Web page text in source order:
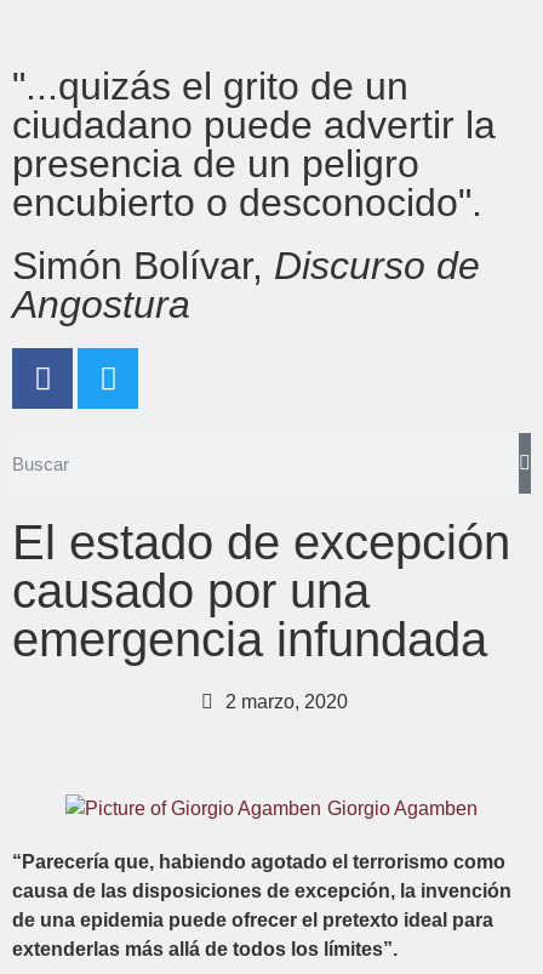
"...quizás el grito de un
ciudadano puede advertir la
presencia de un peligro
encubierto o desconocido".
Simón Bolívar, Discurso de
Angostura
El estado de excepción
causado por una
emergencia infundada
2 marzo, 2020
Giorgio Agamben
“Parecería que, habiendo agotado el terrorismo como
causa de las disposiciones de excepción, la invención
de una epidemia puede ofrecer el pretexto ideal para
extenderlas más allá de todos los límites”.